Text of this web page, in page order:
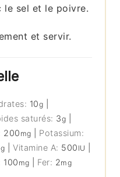
le sel et le poivre.
et servir.
10g
saturés: 3g
200 mg
Potassium:
g |Vitamine A: 500 IU
100 mg Fer: 2mg